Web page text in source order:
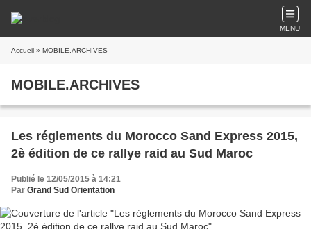
MENU
Accueil » MOBILE.ARCHIVES
MOBILE.ARCHIVES
Les réglements du Morocco Sand Express 2015,
2è édition de ce rallye raid au Sud Maroc
Publié le 12/05/2015 à 14:21
Par Grand Sud Orientation